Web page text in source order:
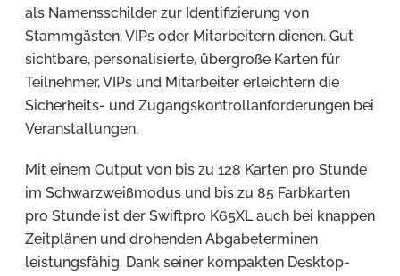
als Namensschilder zur Identifizierung von
Stammgästen, VIPs oder Mitarbeitern dienen. Gut
sichtbare, personalisierte, übergroße Karten für
Teilnehmer, VIPs und Mitarbeiter erleichtern die
Sicherheits- und Zugangskontrollanforderungen bei
Veranstaltungen.
Mit einem Output von bis zu 128 Karten pro Stunde
im Schwarzweißmodus und bis zu 85 Farbkarten
pro Stunde ist der Swiftpro K65XL auch bei knappen
Zeitplänen und drohenden Abgabeterminen
leistungsfähig. Dank seiner kompakten Desktop-